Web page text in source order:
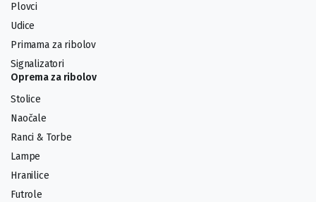
Plovci
Udice
Primama za ribolov
Signalizatori
Oprema za ribolov
Stolice
Naočale
Ranci & Torbe
Lampe
Hranilice
Futrole